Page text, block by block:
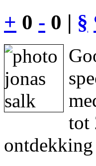
+ 0 - 0 | §
tot
ontdekking